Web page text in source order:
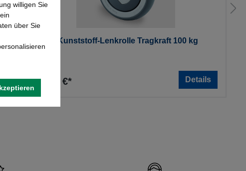
Tente Kunststoff-Lenkrolle Tragkraft 100 kg
19,87 €* Details
willigen Sie
über Sie